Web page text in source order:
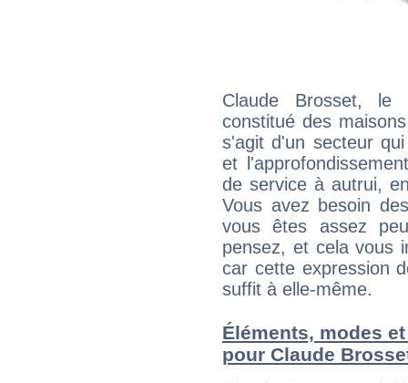
Claude Brosset, le
constitué des
s'agit d'un secteur
et
de service à autrui,
Vous avez besoin
vous êtes assez
pensez, et cela vous
car cette expression
suffit à elle-même.
Éléments, modes
pour Claude